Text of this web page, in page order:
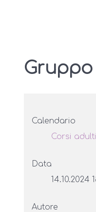
Calendario
Corsi adulti
Data
14.10.2024
Autore